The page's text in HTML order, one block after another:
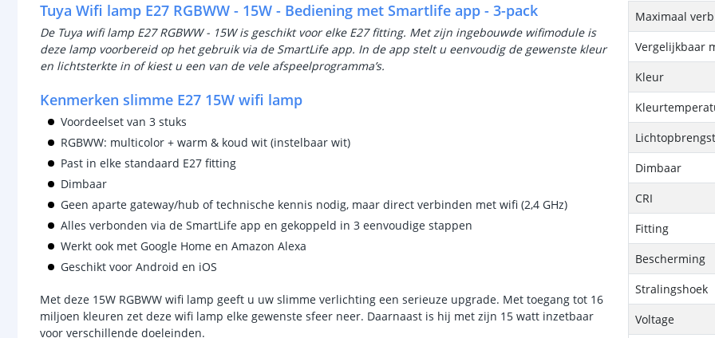
Tuya Wifi lamp E27 RGBWW - 15W - Bediening met Smartlife app - 3-pack
De Tuya wifi lamp E27 RGBWW - 15W is geschikt voor elke E27 fitting. Met zijn ingebouwde wifimodule is
deze lamp voorbereid op het gebruik via de SmartLife app. In de app stelt u eenvoudig de gewenste kleur
en lichtsterkte in of kiest u een van de vele afspeelprogramma’s.
Kenmerken slimme E27 15W wifi lamp
Voordeelset van 3 stuks
RGBWW: multicolor + warm & koud wit (instelbaar wit)
Past in elke standaard E27 fitting
Dimbaar
Geen aparte gateway/hub of technische kennis nodig, maar direct verbinden met wifi (2,4 GHz)
Alles verbonden via de SmartLife app en gekoppeld in 3 eenvoudige stappen
Werkt ook met Google Home en Amazon Alexa
Geschikt voor Android en iOS
Met deze 15W RGBWW wifi lamp geeft u uw slimme verlichting een serieuze upgrade. Met toegang tot 16
miljoen kleuren zet deze wifi lamp elke gewenste sfeer neer. Daarnaast is hij met zijn 15 watt inzetbaar
voor verschillende doeleinden.
Maximaal
Vergelijkbaar
Kleur
Dimbaar
CRI
Fitting
Bescherming
Stralingshoek
Voltage